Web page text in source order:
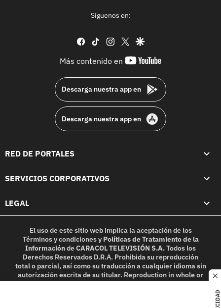
Síguenos en:
facebook
tiktok instagram
twittergoogle
Más contenido en
youtube-
Descarga nuestra app en
Descarga nuestra app en
RED DE PORTALES
SERVICIOS CORPORATIVOS
LEGAL
El uso de este sitio web implica la aceptación de los
Términos y condicionesy Políticas de Tratamiento de la
InformacióndeCARACOL TELEVISIÓN S.A.Todos los
Derechos Reservados D.R.A. Prohibida su reproducción
total o parcial, así como su traducción a cualquier idioma sin
autorización escrita de su titular. Reproduction in whole or